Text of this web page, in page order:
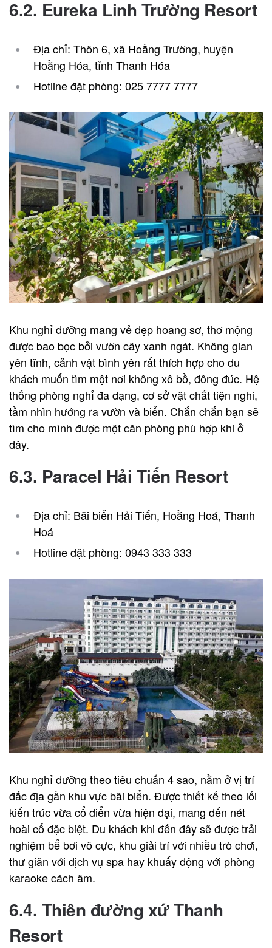
6.2. Eureka Linh Trường Resort
Địa chỉ: Thôn 6, xã Hoằng Trường, huyện
Hoằng Hóa, tỉnh Thanh Hóa
Hotline đặt phòng: 025 7777 7777
Khu nghỉ dưỡng mang vẻ đẹp hoang sơ, thơ mộng
được bao bọc bởi vườn cây xanh ngát. Không gian
yên tĩnh, cảnh vật bình yên rất thích hợp cho du
khách muốn tìm một nơi không xô bồ, đông đúc. Hệ
thống phòng nghỉ đa dạng, cơ sở vật chất tiện nghi,
tầm nhìn hướng ra vườn và biển. Chắn chắn bạn sẽ
tìm cho mình được một căn phòng phù hợp khi ở
đây.
6.3. Paracel Hải Tiến Resort
Địa chỉ: Bãi biển Hải Tiến, Hoằng Hoá, Thanh
Hoá
Hotline đặt phòng: 0943 333 333
Khu nghỉ dưỡng theo tiêu chuẩn 4 sao, nằm ở vị trí
đắc địa gần khu vực bãi biển. Được thiết kế theo lối
kiến trúc vừa cổ điển vừa hiện đại, mang đến nét
hoài cổ đặc biệt. Du khách khi đến đây sẽ được trải
nghiệm bể bơi vô cực, khu giải trí với nhiều trò chơi,
thư giãn với dịch vụ spa hay khuấy động với phòng
karaoke cách âm.
6.4. Thiên đường xứ Thanh
Resort